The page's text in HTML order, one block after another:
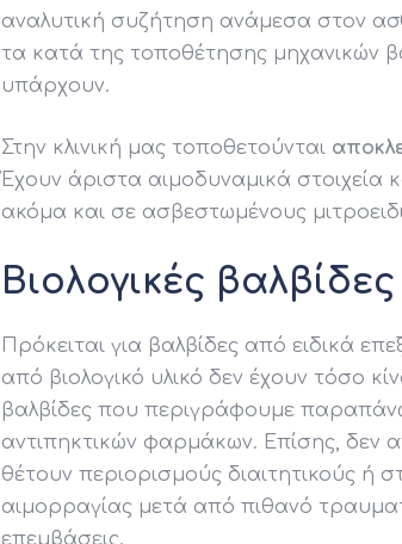
αναλυτική συζήτηση ανάμεσα στον
τα κατά της τοποθέτησης μηχανικών
υπάρχουν.
Στην κλινική μας τοποθετούνται
Έχουν άριστα αιμοδυναμικά
ακόμα και σε ασβεστωμένους
Βιολογικές
Πρόκειται για βαλβίδες από ειδικά
από βιολογικό υλικό δεν έχουν τόσο
βαλβίδες που περιγράφουμε
αντιπηκτικών φαρμάκων. Επίσης, δεν
θέτουν περιορισμούς διαιτητικούς ή
αιμορραγίας μετά από πιθανό
επεμβάσεις.